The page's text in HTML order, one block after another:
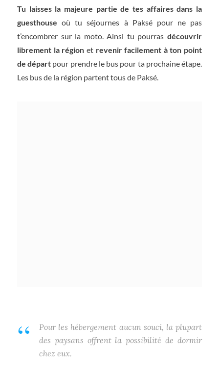
Tu laisses la majeure partie de tes affaires dans la
guesthouse où tu séjournes à Paksé pour ne pas
t’encombrer sur la moto. Ainsi tu pourras découvrir
librement la région et revenir facilement à ton point
de départ pour prendre le bus pour ta prochaine étape.
Les bus de la région partent tous de Paksé.
Pour les hébergement aucun souci, la plupart
des paysans offrent la possibilité de dormir
chez eux.